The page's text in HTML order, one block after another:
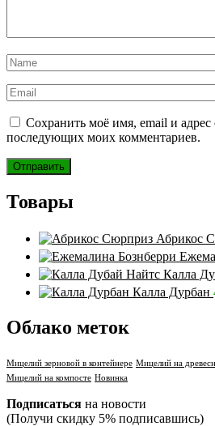
Сохранить моё имя, email и адрес
последующих моих комментариев.
Товары
Абрикос
Калла
Калла Дурбан
Облако меток
Мицелий зерновой в контейнере Мицелий на
Мицелий на компосте Новинка
Подписаться на новости
(Получи скидку 5% подписавшись)